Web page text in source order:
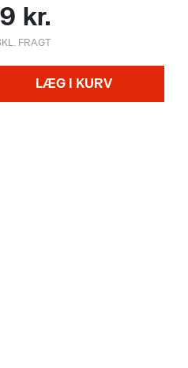
kr.
FRAGT
LÆG I KURV